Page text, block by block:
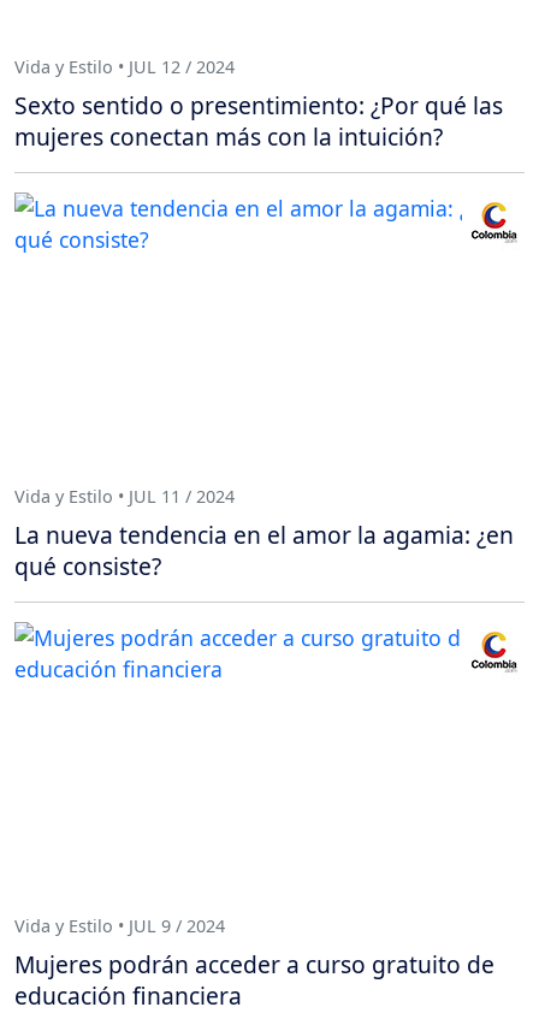
Vida y Estilo • JUL 12 / 2024
Sexto sentido o presentimiento: ¿Por qué las
mujeres conectan más con la intuición?
Vida y Estilo • JUL 11 / 2024
La nueva tendencia en el amor la agamia: ¿en
qué consiste?
Vida y Estilo • JUL 9 / 2024
Mujeres podrán acceder a curso gratuito de
educación financiera